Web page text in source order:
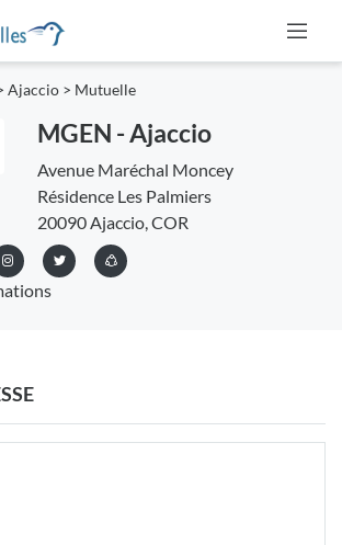
Ajaccio > Mutuelle
MGEN - Ajaccio
Avenue Maréchal Moncey
Résidence Les Palmiers
20090 Ajaccio, COR